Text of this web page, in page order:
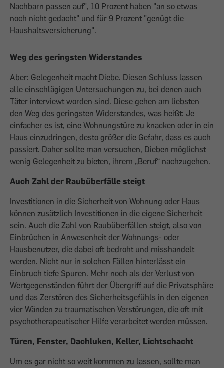
Nachbarn passen auf", 10 Prozent haben "an so etwas
noch nicht gedacht" und für 9 Prozent "genügt die
Haushaltsversicherung".
Weg des geringsten Widerstandes
Aber: Gelegenheit macht Diebe. Diesen Schluss lassen
alle einschlägigen Untersuchungen zu, bei denen auch
Täter interviewt worden sind. Diese gehen am liebsten
den Weg des geringsten Widerstandes, was heißt: Je
einfacher es ist, eine Wohnungstüre zu knacken oder in ein
Haus einzudringen, desto größer die Gefahr, dass es auch
passiert. Daher sollte man versuchen, Dieben möglichst
wenig Gelegenheit zu bieten, ihrem „Beruf“ nachzugehen.
Auch Zahl der Raubüberfälle steigt
Investitionen in die Sicherheit von Wohnung oder Haus
können zusätzlich Investitionen in die eigene Sicherheit
sein. Auch die Zahl von Raubüberfällen steigt, also von
Einbrüchen in Anwesenheit der Wohnungs- oder
Hausbenutzer, die dabei oft bedroht und misshandelt
werden. Nicht nur in solchen Fällen hinterlässt ein
Einbruch tiefe Spuren. Mehr noch als der Verlust von
Wertgegenständen führt der Übergriff auf die Privatsphäre
und das Zerstören des Sicherheitsgefühls in den eigenen
vier Wänden zu traumatischen Verstörungen, die oft mit
psychotherapeutischer Hilfe verarbeitet werden müssen.
Türen, Fenster, Dachluken, Keller, Lichtschacht
Um es gar nicht so weit kommen zu lassen, sollte man